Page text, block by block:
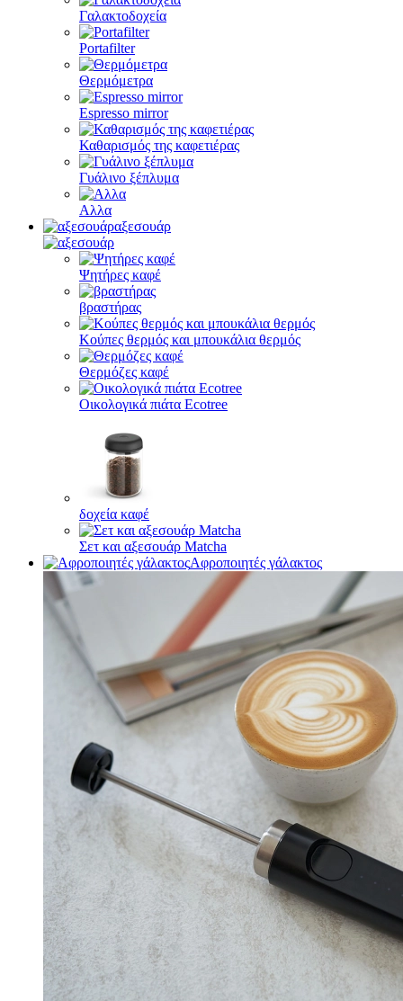
Γαλακτοδοχεία
Portafilter
Θερμόμετρα
Espresso mirror
Καθαρισμός της καφετιέρας
Γυάλινο ξέπλυμα
Αλλα
αξεσουάρ
Ψητήρες καφέ
βραστήρας
Κούπες θερμός και μπουκάλια θερμός
Θερμόζες καφέ
Οικολογικά πιάτα Ecotree
δοχεία καφέ
Σετ και αξεσουάρ Matcha
Αφροποιητές γάλακτος